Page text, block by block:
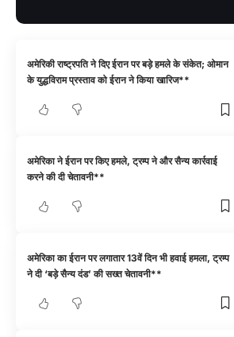
अमेरिकी राष्ट्रपति ने दिए ईरान पर बड़े हमले के संकेत; ओमान
के युद्धविराम प्रस्ताव को ईरान ने किया खारिज**
अमेरिका ने ईरान पर किए हमले, ट्रम्प ने और सैन्य कार्रवाई
करने की दी चेतावनी**
अमेरिका का ईरान पर लगातार 13वें दिन भी हवाई हमला, ट्रम्प
ने दी ‘बड़े सैन्य दंड’ की सख्त चेतावनी**